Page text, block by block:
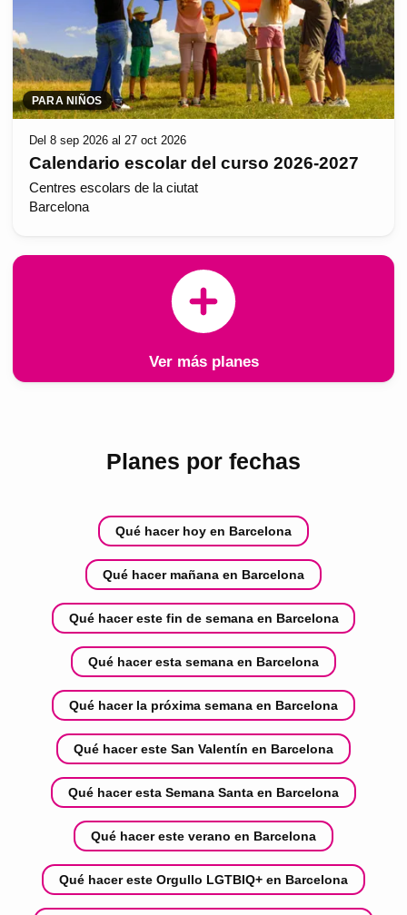
PARA NIÑOS
Del 8 sep 2026 al 27 oct 2026
Calendario escolar del curso 2026-2027
Centres escolars de la ciutat
Barcelona
Ver más planes
Planes por fechas
Qué hacer hoy en Barcelona
Qué hacer mañana en Barcelona
Qué hacer este fin de semana en Barcelona
Qué hacer esta semana en Barcelona
Qué hacer la próxima semana en Barcelona
Qué hacer este San Valentín en Barcelona
Qué hacer esta Semana Santa en Barcelona
Qué hacer este verano en Barcelona
Qué hacer este Orgullo LGTBIQ+ en Barcelona